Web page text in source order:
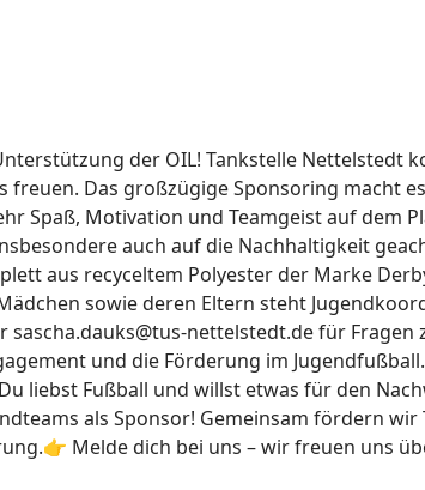
der OIL! Tankstelle Nettelstedt
freuen. Das großzügige Sponsoring macht
Spaß, Motivation und Teamgeist auf dem
auch auf die Nachhaltigkeit
aus recyceltem Polyester der Marke
sowie deren Eltern steht
sascha.dauks@tus-nettelstedt.de für
und die Förderung im
liebst Fußball und willst etwas für den
als Sponsor! Gemeinsam fördern wir
Melde dich bei uns – wir freuen uns